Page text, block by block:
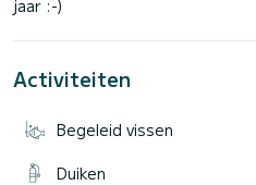
Activiteiten
Begeleid vissen
Duiken